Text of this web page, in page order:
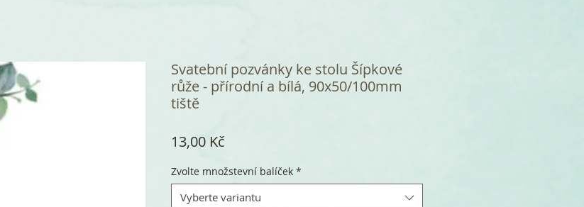
Svatební pozvánky ke stolu Šípkové
růže - přírodní a bílá, 90x50/100mm
tiště
13,00 Kč
Zvolte množstevní balíček *
Vyberte variantu